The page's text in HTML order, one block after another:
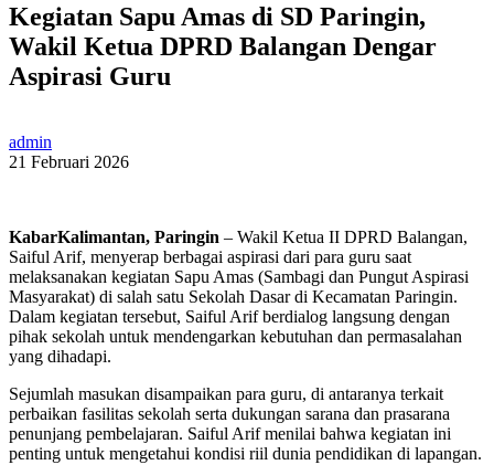
Kegiatan Sapu Amas di SD Paringin,
Wakil Ketua DPRD Balangan Dengar
Aspirasi Guru
admin
21 Februari 2026
KabarKalimantan, Paringin – Wakil Ketua II DPRD Balangan,
Saiful Arif, menyerap berbagai aspirasi dari para guru saat
melaksanakan kegiatan Sapu Amas (Sambagi dan Pungut Aspirasi
Masyarakat) di salah satu Sekolah Dasar di Kecamatan Paringin.
Dalam kegiatan tersebut, Saiful Arif berdialog langsung dengan
pihak sekolah untuk mendengarkan kebutuhan dan permasalahan
yang dihadapi.
Sejumlah masukan disampaikan para guru, di antaranya terkait
perbaikan fasilitas sekolah serta dukungan sarana dan prasarana
penunjang pembelajaran. Saiful Arif menilai bahwa kegiatan ini
penting untuk mengetahui kondisi riil dunia pendidikan di lapangan.